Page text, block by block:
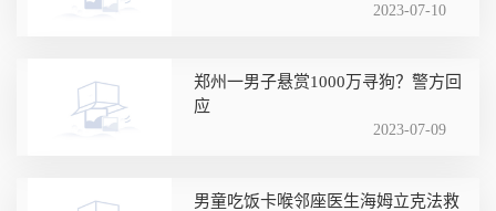
2023-07-10
郑州一男子悬赏1000万寻狗？警方回
应
2023-07-09
男童吃饭卡喉邻座医生海姆立克法救